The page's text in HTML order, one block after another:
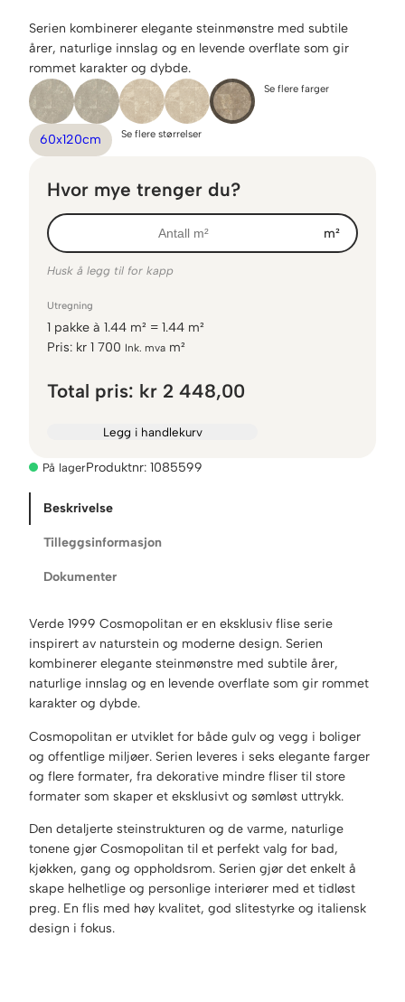
Serien kombinerer elegante steinmønstre med subtile
årer, naturlige innslag og en levende overflate som gir
rommet karakter og dybde.
Se flere farger
60x120cm Se flere størrelser
Hvor mye trenger du?
m²
Husk å legg til for kapp
Utregning
1 pakke à 1.44 m² = 1.44 m²
Pris: kr 1 700 Ink. mva m²
Total pris: kr 2 448,00
Legg i handlekurv
På lagerProduktnr: 1085599
Beskrivelse
Tilleggsinformasjon
Dokumenter
Verde 1999 Cosmopolitan er en eksklusiv flise serie
inspirert av naturstein og moderne design. Serien
kombinerer elegante steinmønstre med subtile årer,
naturlige innslag og en levende overflate som gir rommet
karakter og dybde.
Cosmopolitan er utviklet for både gulv og vegg i boliger
og offentlige miljøer. Serien leveres i seks elegante farger
og flere formater, fra dekorative mindre fliser til store
formater som skaper et eksklusivt og sømløst uttrykk.
Den detaljerte steinstrukturen og de varme, naturlige
tonene gjør Cosmopolitan til et perfekt valg for bad,
kjøkken, gang og oppholdsrom. Serien gjør det enkelt å
skape helhetlige og personlige interiører med et tidløst
preg. En flis med høy kvalitet, god slitestyrke og italiensk
design i fokus.